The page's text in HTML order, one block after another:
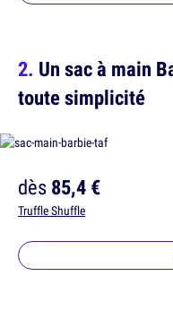
Un sac à main
toute simplicité
dès85,4 €
Truffle Shuffle